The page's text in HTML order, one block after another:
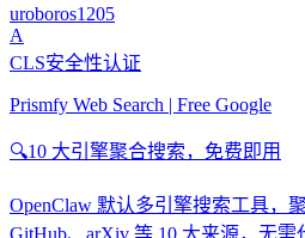
uroboros1205
A
CLS安全性认证
Prismfy Web Search | Free Google
🔍10 大引擎聚合搜索，免费即用
OpenClaw 默认多引擎搜索工具，聚
GitHub、arXiv 等 10 大来源，无需